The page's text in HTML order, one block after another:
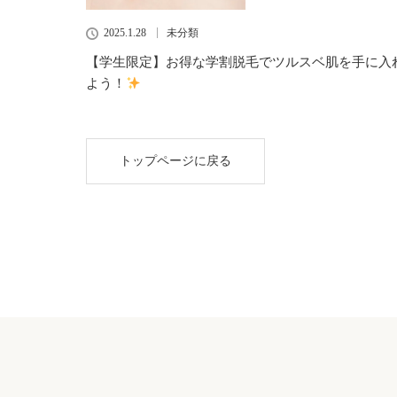
2025.1.28 未分類
【学生限定】お得な学割脱毛でツルスベ肌を手に入
よう！
トップページに戻る